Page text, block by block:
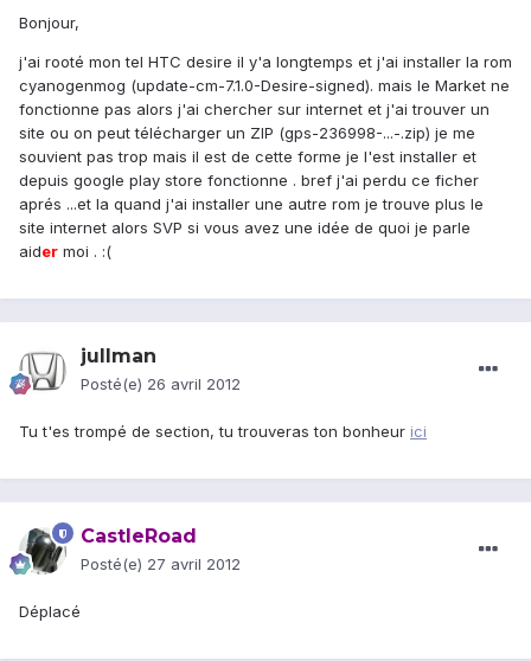
Bonjour,
j'ai rooté mon tel HTC desire il y'a longtemps et j'ai installer la rom
cyanogenmog (update-cm-7.1.0-Desire-signed). mais le Market ne
fonctionne pas alors j'ai chercher sur internet et j'ai trouver un
site ou on peut télécharger un ZIP (gps-236998-...-.zip) je me
souvient pas trop mais il est de cette forme je l'est installer et
depuis google play store fonctionne . bref j'ai perdu ce ficher
aprés ...et la quand j'ai installer une autre rom je trouve plus le
site internet alors SVP si vous avez une idée de quoi je parle
aider moi . :(
jullman
Posté(e) 26 avril 2012
Tu t'es trompé de section, tu trouveras ton bonheur ici
CastleRoad
Posté(e) 27 avril 2012
Déplacé